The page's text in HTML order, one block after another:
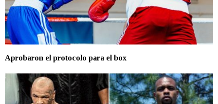
Aprobaron el protocolo para el box